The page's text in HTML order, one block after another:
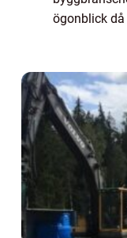
ögonblick då